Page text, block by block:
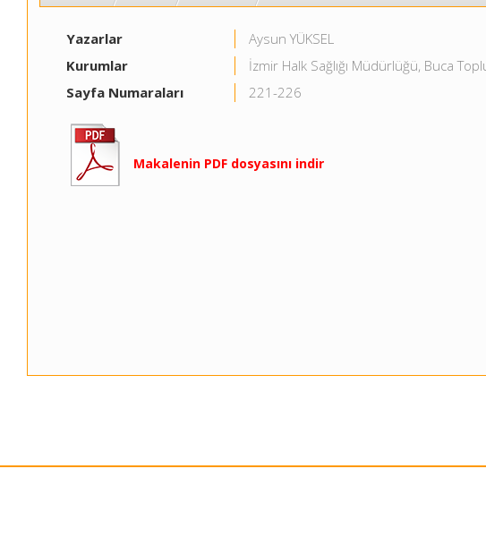
Yazarlar
Aysun YÜKSEL
Kurumlar
İzmir Halk Sağlığı Müdürlüğü, Buca
Sayfa Numaraları
221-226
Makalenin PDF dosyasını indir